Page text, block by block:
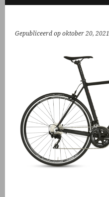
Gepubliceerd opoktober 20, 2021